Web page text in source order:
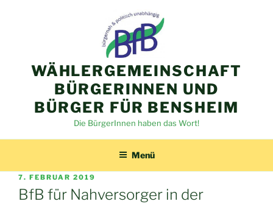
WÄHLERGEMEINSCHAFT
BÜRGERINNEN UND
BÜRGER FÜR BENSHEIM
Die BürgerInnen haben das Wort!
Menü
VERÖFFENTLICHT
AM
7. FEBRUAR 2019
BfB für Nahversorger in der